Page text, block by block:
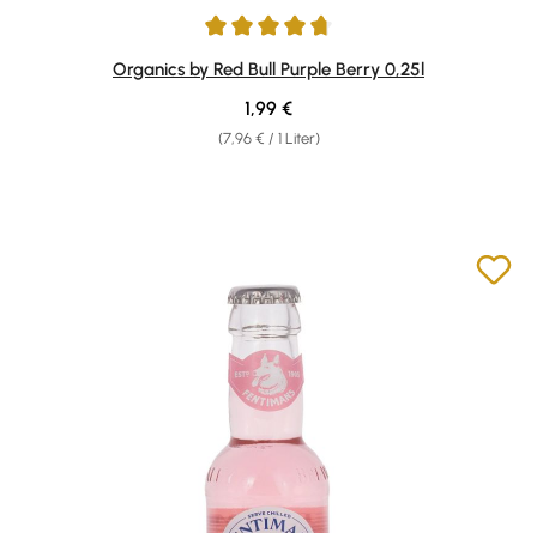
Durchschnittliche Bewertung von 4.71 von 5 Sternen
Organics by Red Bull Purple Berry 0,25l
(7,96 € / 1 Liter)
Regulärer Preis:
1,99 €